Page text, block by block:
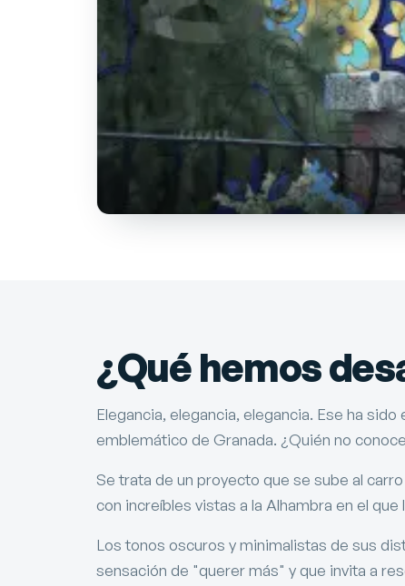
¿Qué hemos
Elegancia, elegancia, elegancia. Ese ha
emblemático de Granada. ¿Quién no
Se trata de un proyecto que se sube al
con increíbles vistas a la Alhambra en el
Los tonos oscuros y minimalistas de sus
sensación de "querer más" y que invita a